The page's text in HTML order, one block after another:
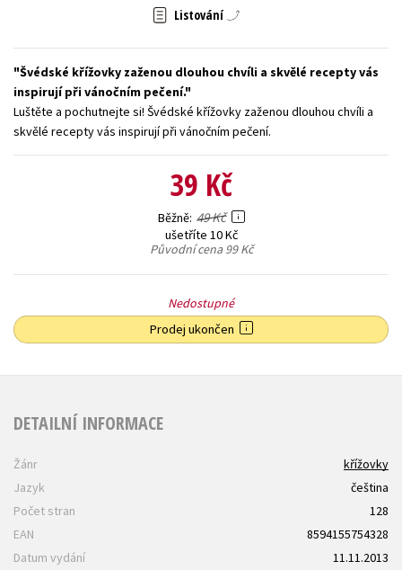
Zahraniční literatura
Všechny tituly
Listování
Švédské křížovky zaženou dlouhou chvíli a skvělé recepty vás
inspirují při vánočním pečení.
Luštěte a pochutnejte si! Švédské křížovky zaženou dlouhou chvíli a
skvělé recepty vás inspirují při vánočním pečení.
39 Kč
Běžně 49 Kč
ušetříte 10 Kč
Původní cena99 Kč
Nedostupné
Prodej ukončen
DETAILNÍ INFORMACE
Žánr
křížovky
Jazyk
čeština
Počet stran
128
EAN
8594155754328
Datum vydání
11.11.2013